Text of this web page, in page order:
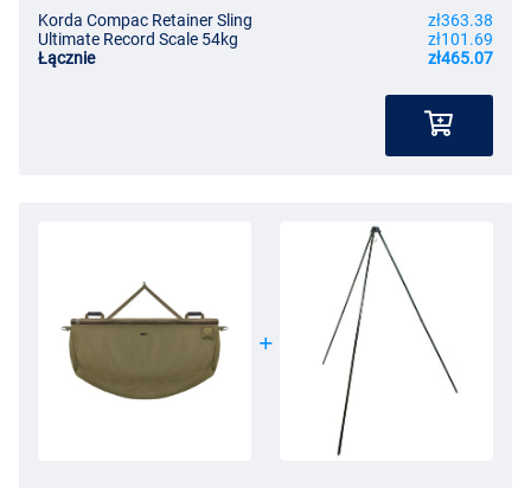
Korda Compac Retainer Sling
zł363.38
Ultimate Record Scale 54kg
zł101.69
Łącznie
zł465.07